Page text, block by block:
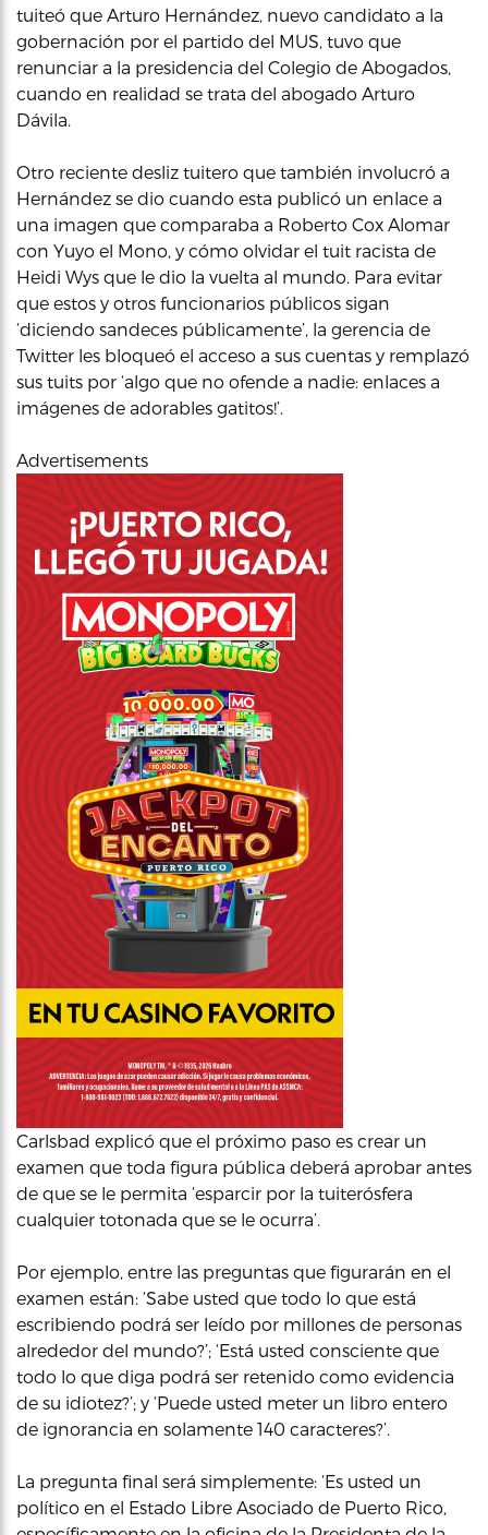
tuiteó que Arturo Hernández, nuevo candidato a la
gobernación por el partido del MUS, tuvo que
renunciar a la presidencia del Colegio de Abogados,
cuando en realidad se trata del abogado Arturo
Dávila.
Otro reciente desliz tuitero que también involucró a
Hernández se dio cuando esta publicó un enlace a
una imagen que comparaba a Roberto Cox Alomar
con Yuyo el Mono, y cómo olvidar el tuit racista de
Heidi Wys que le dio la vuelta al mundo. Para evitar
que estos y otros funcionarios públicos sigan
‘diciendo sandeces públicamente’, la gerencia de
Twitter les bloqueó el acceso a sus cuentas y remplazó
sus tuits por ‘algo que no ofende a nadie: enlaces a
imágenes de adorables gatitos!’.
Advertisements
Carlsbad explicó que el próximo paso es crear un
examen que toda figura pública deberá aprobar antes
de que se le permita ‘esparcir por la tuiterósfera
cualquier totonada que se le ocurra’.
Por ejemplo, entre las preguntas que figurarán en el
examen están: ‘Sabe usted que todo lo que está
escribiendo podrá ser leído por millones de personas
alrededor del mundo?’; ‘Está usted consciente que
todo lo que diga podrá ser retenido como evidencia
de su idiotez?’; y ‘Puede usted meter un libro entero
de ignorancia en solamente 140 caracteres?’.
La pregunta final será simplemente: ‘Es usted un
político en el Estado Libre Asociado de Puerto Rico,